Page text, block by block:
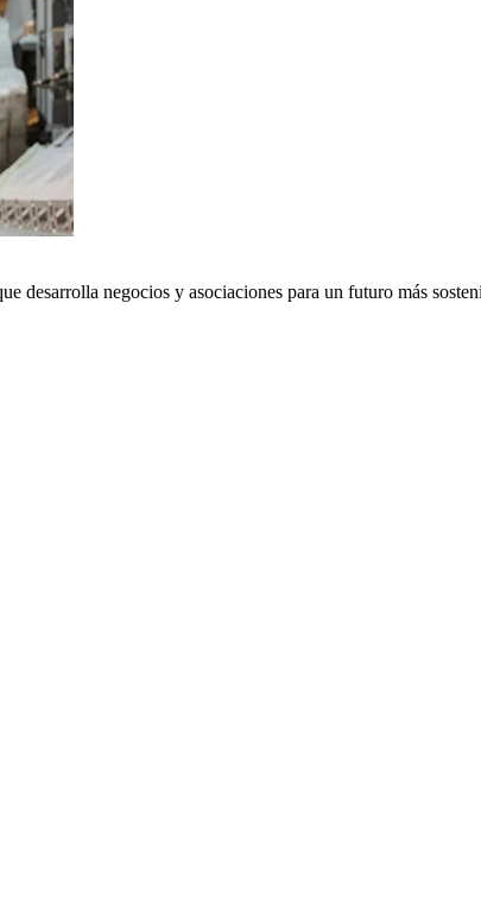
desarrolla negocios y asociaciones para un futuro más